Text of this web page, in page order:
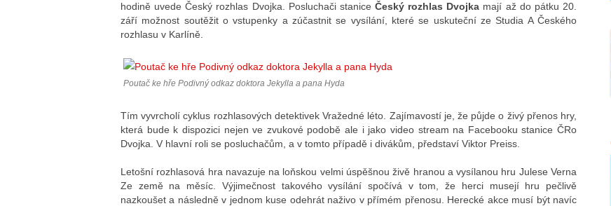
hodině uvede Český rozhlas Dvojka. Posluchači staniceČeský rozhlas Dvojka mají až do pátku 20.
září možnost soutěžit o vstupenky a zúčastnit se vysílání, které se uskuteční ze Studia A Českého
rozhlasu v Karlíně.
Poutač ke hře Podivný odkaz doktora Jekylla a pana Hyda
Tím vyvrcholí cyklus rozhlasových detektivek Vražedné léto. Zajímavostí je, že půjde o živý přenos hry,
která bude k dispozici nejen ve zvukové podobě ale i jako video stream na Facebooku stanice ČRo
Dvojka. V hlavní roli se posluchačům, a v tomto případě i divákům, představí Viktor Preiss.
Letošní rozhlasová hra navazuje na loňskou velmi úspěšnou živě hranou a vysílanou hru Julese Verna
Ze země na měsíc. Výjimečnost takového vysílání spočívá v tom, že herci musejí hru pečlivě
nazkoušet a následně v jednom kuse odehrát naživo v přímém přenosu. Herecké akce musí být navíc